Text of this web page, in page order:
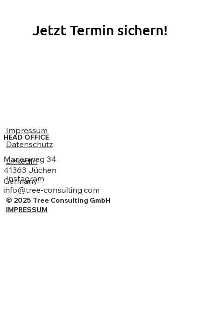
Jetzt Termin sichern!
HEAD OFFICE
Marienweg 34
41363 Jüchen
Germany
info@tree-consulting.com
LinkedIn
Impressum
Instagram
Datenschutz
© 2025 Tree Consulting GmbH
IMPRESSUM